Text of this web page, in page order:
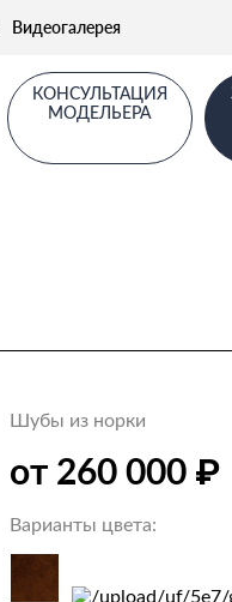
Видеогалерея
КОНСУЛЬТАЦИЯ
МОДЕЛЬЕРА
Шубы из норки
от 260 000 ₽
Варианты цвета: